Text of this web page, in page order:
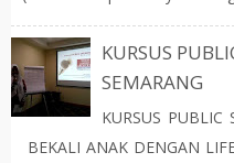
KURSUS
SEMARANG
KURSUS PUBLIC
BEKALI ANAK DENGAN